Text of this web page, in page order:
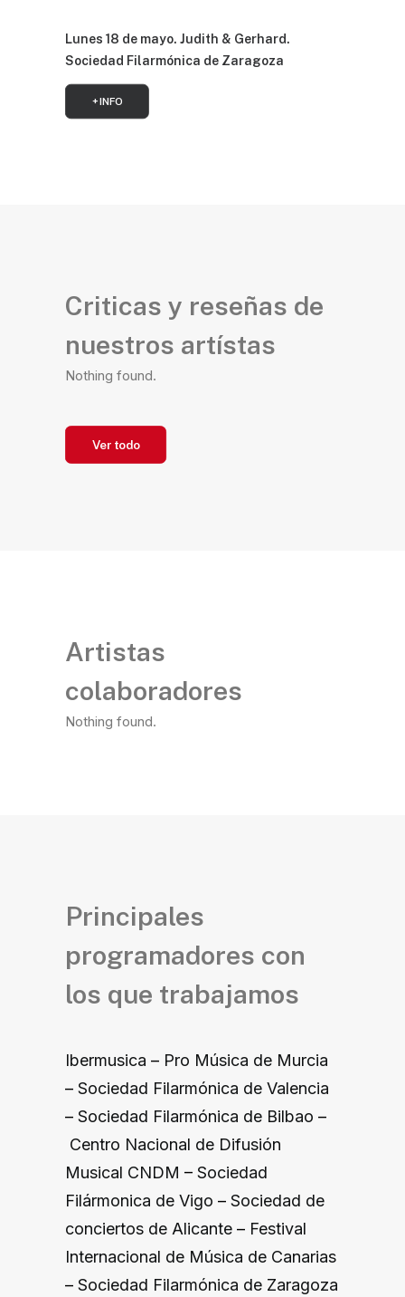
Lunes 18 de mayo. Judith & Gerhard.
Sociedad Filarmónica de Zaragoza
+ INFO
Criticas y reseñas de
nuestros artístas
Nothing found.
Ver todo
Artistas
colaboradores
Nothing found.
Principales
programadores con
los que trabajamos
Ibermusica – Pro Música de Murcia
– Sociedad Filarmónica de Valencia
– Sociedad Filarmónica de Bilbao –
Centro Nacional de Difusión
Musical CNDM – Sociedad
Filármonica de Vigo – Sociedad de
conciertos de Alicante – Festival
Internacional de Música de Canarias
– Sociedad Filarmónica de Zaragoza